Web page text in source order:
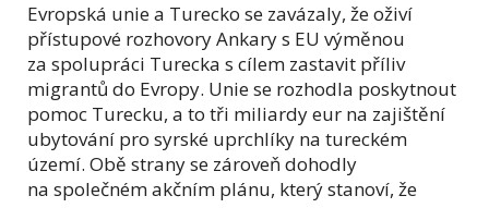
Evropská unie a Turecko se zavázaly, že oživí
přístupové rozhovory Ankary s EU výměnou
za spolupráci Turecka s cílem zastavit příliv
migrantů do Evropy. Unie se rozhodla poskytnout
pomoc Turecku, a to tři miliardy eur na zajištění
ubytování pro syrské uprchlíky na tureckém
území. Obě strany se zároveň dohodly
na společném akčním plánu, který stanoví, že